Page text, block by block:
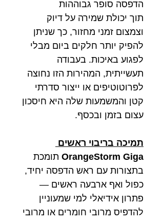
הדפסה סופר גבוההות
תוך יכולת שמירה על דיוק
וצמצום זמני מחזור, כך שניתן
להפיק יותר חלקים ביום מבלי
לפגוע באיכות. בעבודה
תעשייתית, המהירות הזו נחוצה
לפרוטוטיפים או ייצור סדרתי
קטן והמשמעות שלה היא חיסכון
עצום בזמן ובכסף.
תמיכה בריבוי ראשים
OrangeStorm Giga תומכת
בתצורות עם ראש הדפסה יחיד,
כפול ואף ארבעה ראשים —
פתרון אידיאלי למי שמעוניין
להדפיס מרובי חומרים או מרובי